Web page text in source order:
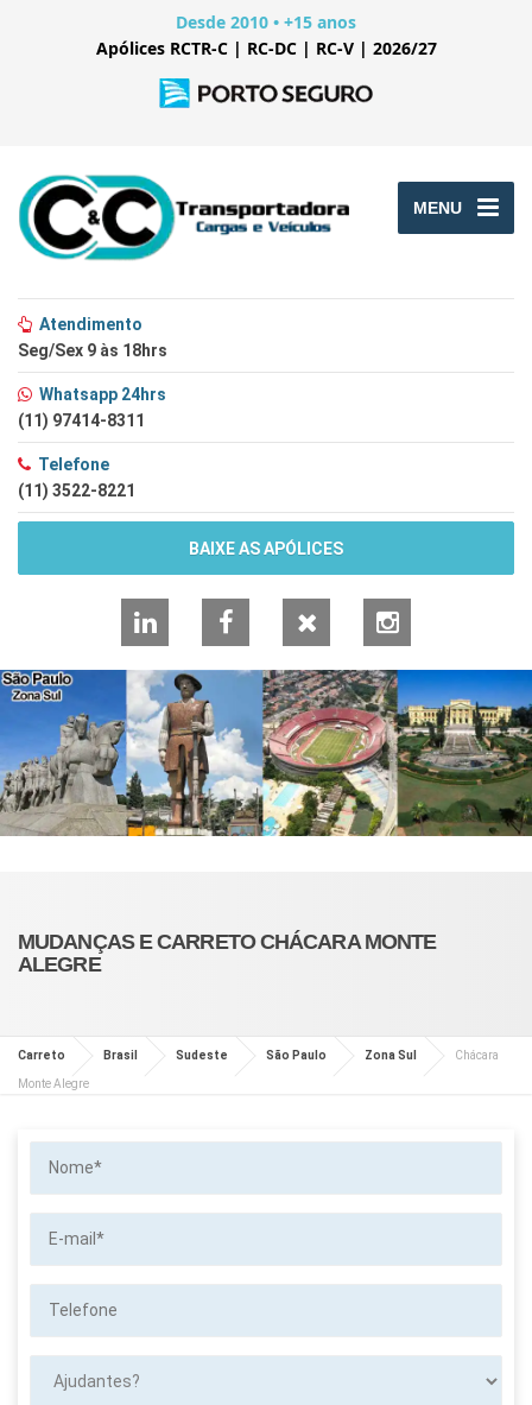
Desde 2010 • +15 anos
Apólices RCTR-C | RC-DC | RC-V | 2026/27
MENU
Atendimento
Seg/Sex 9 às 18hrs
Whatsapp 24hrs
(11) 97414-8311
Telefone
(11) 3522-8221
BAIXE AS APÓLICES
LinkedInFacebook Instagram
MUDANÇAS E CARRETO CHÁCARA MONTE
ALEGRE
Carreto Brasil Sudeste São Paulo Zona Sul Chácara
Monte Alegre
mail*